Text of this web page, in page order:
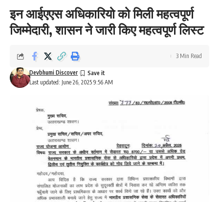
इन आईएएस अधिकारियो को मिली महत्वपूर्ण
जिम्मेदारी, शासन ने जारी किए महत्वपूर्ण लिस्ट
Last updated: June 26, 2025 9:56 AM
Devbhumi Discover
3 Min Read